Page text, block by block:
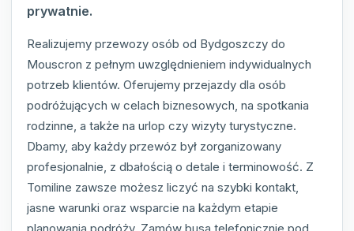
prywatnie.
Realizujemy przewozy osób od Bydgoszczy do
Mouscron z pełnym uwzględnieniem indywidualnych
potrzeb klientów. Oferujemy przejazdy dla osób
podróżujących w celach biznesowych, na spotkania
rodzinne, a także na urlop czy wizyty turystyczne.
Dbamy, aby każdy przewóz był zorganizowany
profesjonalnie, z dbałością o detale i terminowość. Z
Tomiline zawsze możesz liczyć na szybki kontakt,
jasne warunki oraz wsparcie na każdym etapie